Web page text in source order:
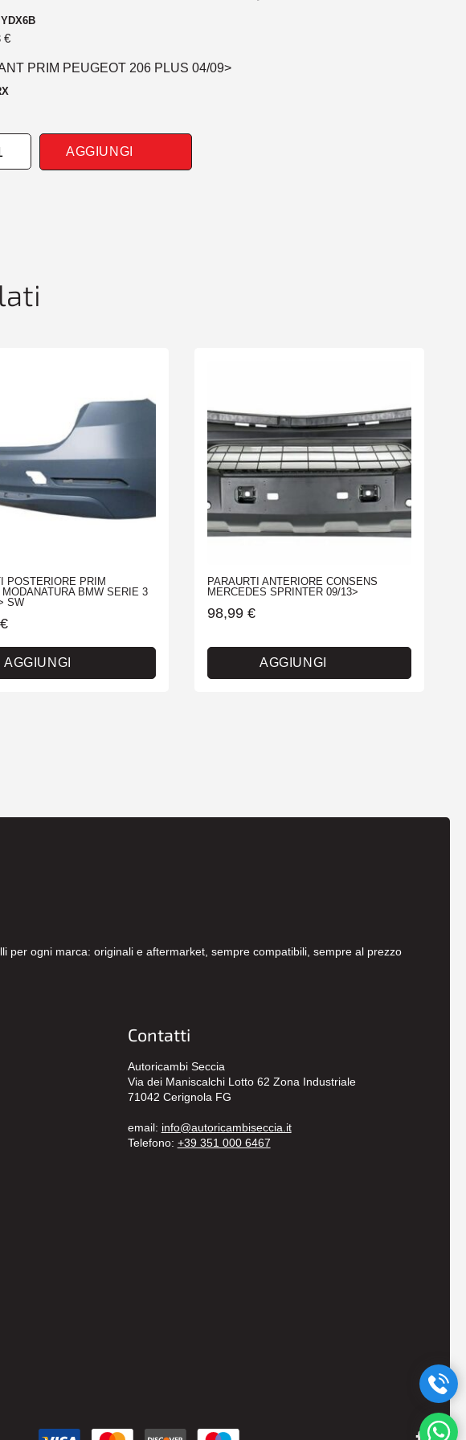
YDX6B
€
PRIM PEUGEOT 206 PLUS 04/09>
AGGIUNGI
POSTERIORE PRIM
BMW SERIE 3
SW
€
AGGIUNGI
PARAURTI ANTERIORE CONSENS
MERCEDES SPRINTER 09/13>
98,99 €
AGGIUNGI
ogni marca: originali e aftermarket, sempre compatibili, sempre al prezzo
Contatti
Autoricambi Seccia
Via dei Maniscalchi Lotto 62 Zona Industriale
71042 Cerignola FG
email: info@autoricambiseccia.it
Telefono: +39 351 000 6467